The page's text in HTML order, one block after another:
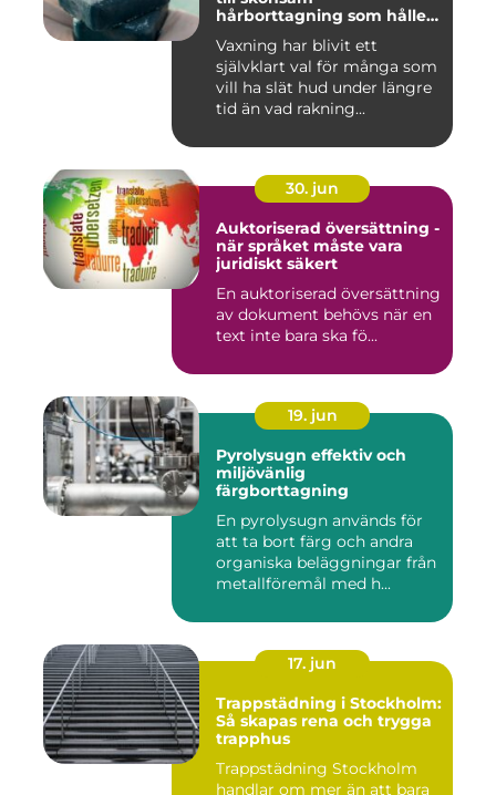
hårborttagning som håller
Vaxning har blivit ett
självklart val för många som
vill ha slät hud under längre
tid än vad rakning...
30. jun
Auktoriserad översättning -
när språket måste vara
juridiskt säkert
En auktoriserad översättning
av dokument behövs när en
text inte bara ska fö...
19. jun
Pyrolysugn effektiv och
miljövänlig
färgborttagning
En pyrolysugn används för
att ta bort färg och andra
organiska beläggningar från
metallföremål med h...
17. jun
Trappstädning i Stockholm:
Så skapas rena och trygga
trapphus
Trappstädning Stockholm
handlar om mer än att bara